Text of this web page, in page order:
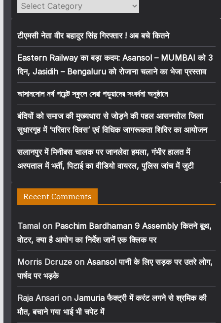
Categories
टीएमसी नेता वीर बहादुर सिंह गिरफ्तार ! अब बचे कितने
Eastern Railway का बड़ा कदम: Asansol – MUMBAI को 3
दिन, Jasidih – Bengaluru को रोजाना चलाने का भेजा प्रस्ताव
আসানসোল নর্থ পয়েন্ট স্কুলে সেরা পড়ুয়াদের সংবর্ধনা অনুষ্ঠানে
बंदियों को समाज की मुख्यधारा से जोड़ने की पहल आसनसोल जिला
सुधारगृह में ‘परिवार दिवस’ एवं विधिक जागरूकता शिविर का आयोजन
सलानपुर में मिनीबस चालक पर जानलेवा हमला, गंभीर हालत में
अस्पताल में भर्ती, पिटाई का वीडियो वायरल, पुलिस जांच में जुटी
Recent Comments
Tamalon Paschim Bardhaman 9 Assembly कितने बूथ,
वोटर, क्या है आयोग का निर्देश जानें एक क्लिक पर
Morris Dcruzeon Asansol पानी के लिए सड़क पर उतरे लोग,
पार्षद पर भड़के
Raja Ansarion Jamuria फैक्ट्री में करंट लगने से श्रमिक की
मौत, बचाने गया भाई भी चपेट में